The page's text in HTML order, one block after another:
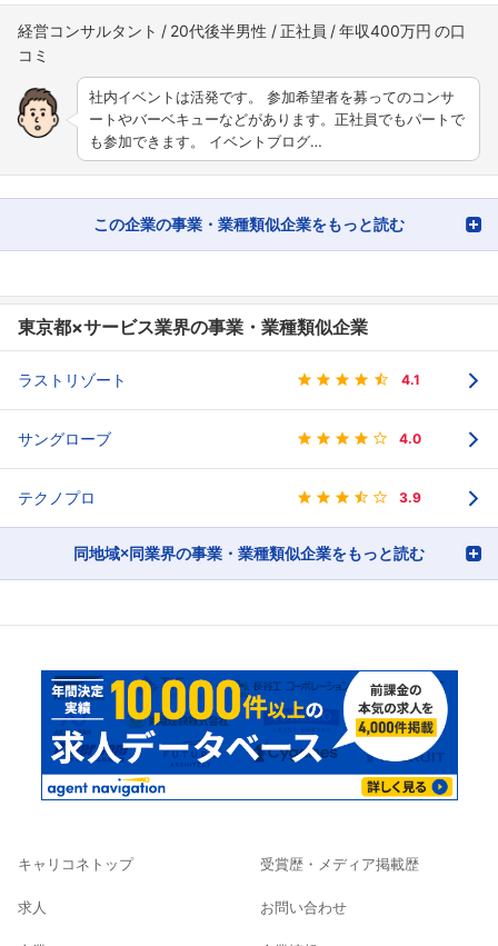
経営コンサルタント 20代後半男性 正社員 年収400万円
社内イベントは活発です。 参加希望者を募ってのコンサ
ートやバーベキューなどがあります。正社員でもパートで
も参加できます。 イベントブログ…
この企業の事業・業種類似企業をもっと読む
東京都×サービス業界の事業・業種類似企業
ラストリゾート 4.1
サングローブ 4.0
テクノプロ 3.9
同地域×同業界の事業・業種類似企業をもっと読む
キャリコネトップ
求人
受賞歴・メディア掲載歴
お問い合わせ